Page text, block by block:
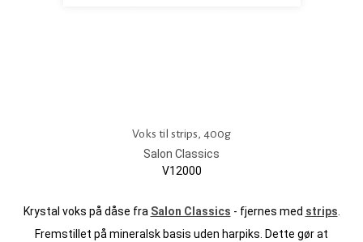
Voks til strips, 400g
Salon Classics
V12000
Krystal voks på dåse fra Salon Classics - fjernes med strips.
Fremstillet på mineralsk basis uden harpiks. Dette gør at